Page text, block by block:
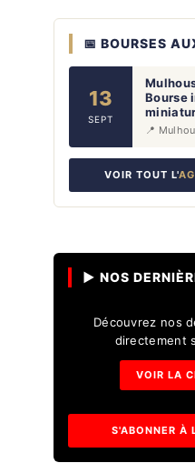
📅 BOURSES
13
SEPT
Bourse
📍
VOIR TOUT L'
▶ NOS
Découvrez nos
directement
VOIR LA
S'ABONNER À